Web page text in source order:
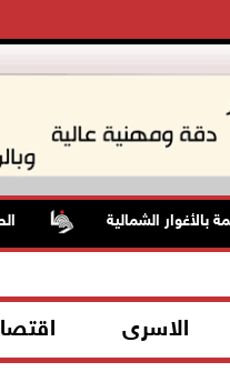
الشمالية الطقس:
الاسرى